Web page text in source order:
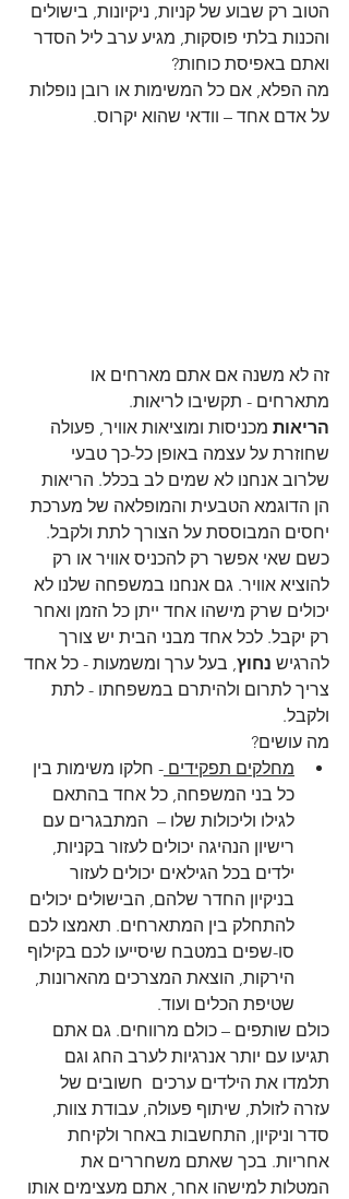
הטוב רק שבוע של קניות, ניקיונות, בישולים
והכנות בלתי פוסקות, מגיע ערב ליל הסדר
ואתם באפיסת כוחות?
מה הפלא, אם כל המשימות או רובן נופלות
על אדם אחד – וודאי שהוא יקרוס.
זה לא משנה אם אתם מארחים או
מתארחים - תקשיבו לריאות.
הריאות מכניסות ומוציאות אוויר, פעולה
שחוזרת על עצמה באופן כל-כך טבעי
שלרוב אנחנו לא שמים לב בכלל. הריאות
הן הדוגמא הטבעית והמופלאה של מערכת
יחסים המבוססת על הצורך לתת ולקבל.
כשם שאי אפשר רק להכניס אוויר או רק
להוציא אוויר. גם אנחנו במשפחה שלנו לא
יכולים שרק מישהו אחד ייתן כל הזמן ואחר
רק יקבל. לכל אחד מבני הבית יש צורך
להרגיש נחוץ, בעל ערך ומשמעות - כל אחד
צריך לתרום ולהיתרם במשפחתו - לתת
ולקבל.
מה עושים?
מחלקים תפקידים - חלקו משימות בין
כל בני המשפחה, כל אחד בהתאם
לגילו וליכולות שלו –  המתבגרים עם
רישיון הנהיגה יכולים לעזור בקניות,
ילדים בכל הגילאים יכולים לעזור
בניקיון החדר שלהם, הבישולים יכולים
להתחלק בין המתארחים. תאמצו לכם
סו-שפים במטבח שיסייעו לכם בקילוף
הירקות, הוצאת המצרכים מהארונות,
שטיפת הכלים ועוד.
כולם שותפים – כולם מרווחים. גם אתם
תגיעו עם יותר אנרגיות לערב החג וגם
תלמדו את הילדים ערכים  חשובים של
עזרה לזולת, שיתוף פעולה, עבודת צוות,
סדר וניקיון, התחשבות באחר ולקיחת
אחריות. בכך שאתם משחררים את
המטלות למישהו אחר, אתם מעצימים אותו